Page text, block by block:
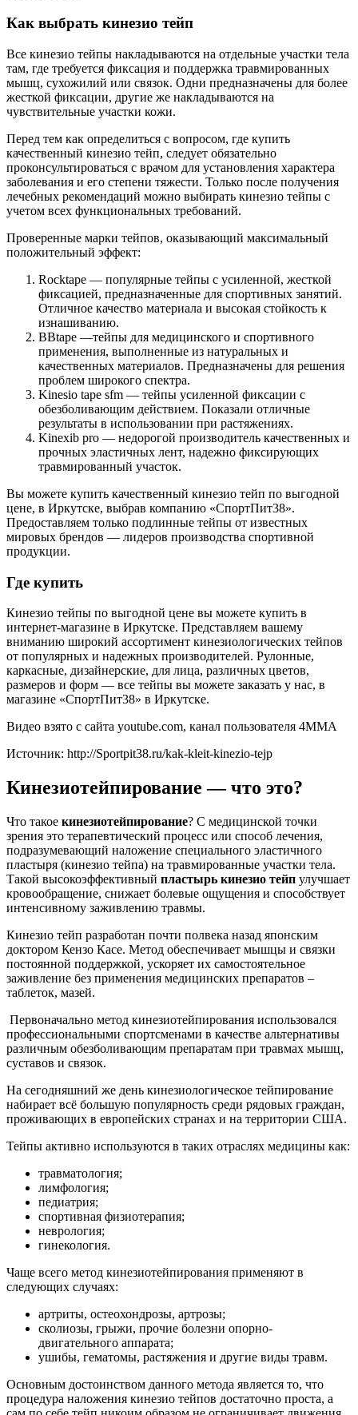
Как выбрать кинезио тейп
Все кинезио тейпы накладываются на отдельные участки тела
там, где требуется фиксация и поддержка травмированных
мышц, сухожилий или связок. Одни предназначены для более
жесткой фиксации, другие же накладываются на
чувствительные участки кожи.
Перед тем как определиться с вопросом, где купить
качественный кинезио тейп, следует обязательно
проконсультироваться с врачом для установления характера
заболевания и его степени тяжести. Только после получения
лечебных рекомендаций можно выбирать кинезио тейпы с
учетом всех функциональных требований.
Проверенные марки тейпов, оказывающий максимальный
положительный эффект:
Rocktape — популярные тейпы с усиленной, жесткой
фиксацией, предназначенные для спортивных занятий.
Отличное качество материала и высокая стойкость к
изнашиванию.
BBtape —тейпы для медицинского и спортивного
применения, выполненные из натуральных и
качественных материалов. Предназначены для решения
проблем широкого спектра.
Kinesio tape sfm — тейпы усиленной фиксации с
обезболивающим действием. Показали отличные
результаты в использовании при растяжениях.
Kinexib pro — недорогой производитель качественных и
прочных эластичных лент, надежно фиксирующих
травмированный участок.
Вы можете купить качественный кинезио тейп по выгодной
цене, в Иркутске, выбрав компанию «СпортПит38».
Предоставляем только подлинные тейпы от известных
мировых брендов — лидеров производства спортивной
продукции.
Где купить
Кинезио тейпы по выгодной цене вы можете купить в
интернет-магазине в Иркутске. Представляем вашему
вниманию широкий ассортимент кинезиологических тейпов
от популярных и надежных производителей. Рулонные,
каркасные, дизайнерские, для лица, различных цветов,
размеров и форм — все тейпы вы можете заказать у нас, в
магазине «СпортПит38» в Иркутске.
Видео взято с сайта youtube.com, канал пользователя 4MMA
Источник: http://Sportpit38.ru/kak-kleit-kinezio-tejp
Кинезиотейпирование — что это?
Что такое кинезиотейпирование? С медицинской точки
зрения это терапевтический процесс или способ лечения,
подразумевающий наложение специального эластичного
пластыря (кинезио тейпа) на травмированные участки тела.
Такой высокоэффективный пластырь кинезио тейп улучшает
кровообращение, снижает болевые ощущения и способствует
интенсивному заживлению травмы.
Кинезио тейп разработан почти полвека назад японским
доктором Кензо Касе. Метод обеспечивает мышцы и связки
постоянной поддержкой, ускоряет их самостоятельное
заживление без применения медицинских препаратов –
таблеток, мазей.
Первоначально метод кинезиотейпирования использовался
профессиональными спортсменами в качестве альтернативы
различным обезболивающим препаратам при травмах мышц,
суставов и связок.
На сегодняшний же день кинезиологическое тейпирование
набирает всё большую популярность среди рядовых граждан,
проживающих в европейских странах и на территории США.
Тейпы активно используются в таких отраслях медицины как:
травматология;
лимфология;
педиатрия;
спортивная физиотерапия;
неврология;
гинекология.
Чаще всего метод кинезиотейпирования применяют в
следующих случаях:
артриты, остеохондрозы, артрозы;
сколиозы, грыжи, прочие болезни опорно-
двигательного аппарата;
ушибы, гематомы, растяжения и другие виды травм.
Основным достоинством данного метода является то, что
процедура наложения кинезио тейпов достаточно проста, а